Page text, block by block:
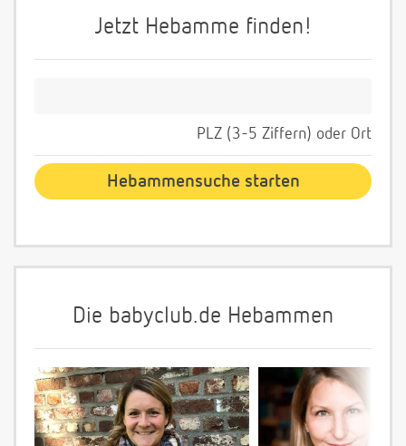
Jetzt Hebamme finden!
PLZ (3-5 Ziffern) oder Ort
Die babyclub.de Hebammen